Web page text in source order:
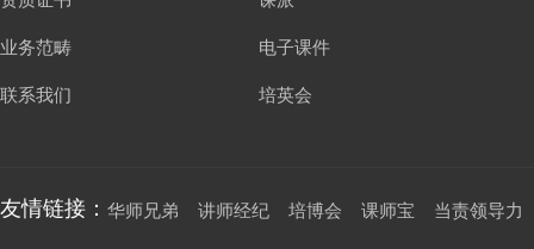
业务范畴
联系我们
电子课件
培英会
友情链接： 华师兄弟 讲师经纪 培博会 课师宝 当责领导力